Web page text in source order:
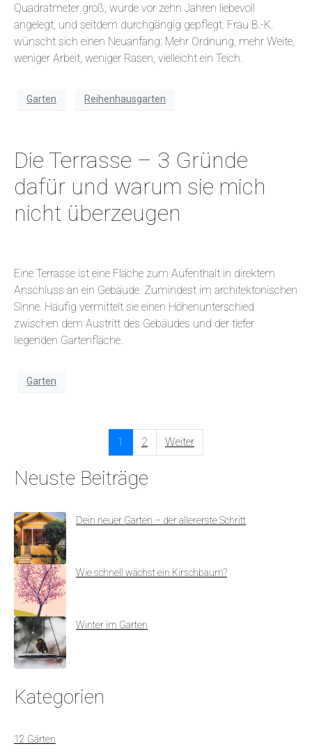
Quadratmeter groß, wurde vor zehn Jahren liebevoll
angelegt, und seitdem durchgängig gepflegt. Frau B.-K.
wünscht sich einen Neuanfang: Mehr Ordnung, mehr Weite,
weniger Arbeit, weniger Rasen, vielleicht ein Teich.
Garten Reihenhausgarten
Die Terrasse – 3 Gründe
dafür und warum sie mich
nicht überzeugen
Eine Terrasse ist eine Fläche zum Aufenthalt in direktem
Anschluss an ein Gebäude. Zumindest im architektonischen
Sinne. Häufig vermittelt sie einen Höhenunterschied
zwischen dem Austritt des Gebäudes und der tiefer
liegenden Gartenfläche.
Garten
1 2 Weiter
Neuste Beiträge
Dein neuer Garten – der allererste Schritt
Wie schnell wächst ein Kirschbaum?
Winter im Garten
Kategorien
12 Gärten